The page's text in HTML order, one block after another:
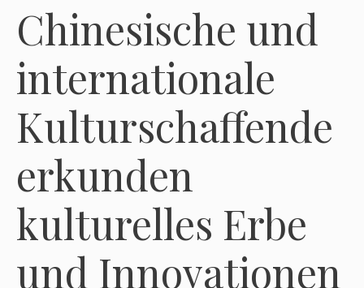
Chinesische und
internationale
Kulturschaffende
erkunden
kulturelles Erbe
und Innovationen